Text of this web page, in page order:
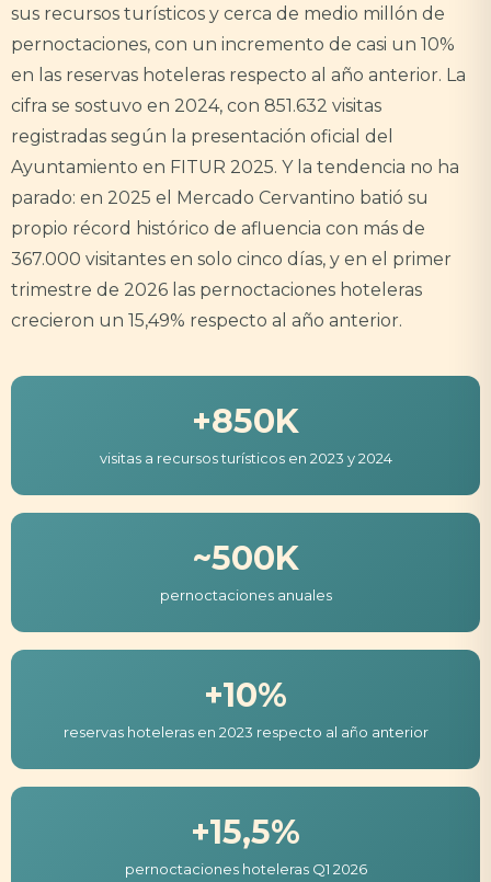
sus recursos turísticos y cerca de medio millón de
pernoctaciones, con un incremento de casi un 10%
en las reservas hoteleras respecto al año anterior. La
cifra se sostuvo en 2024, con 851.632 visitas
registradas según la presentación oficial del
Ayuntamiento en FITUR 2025. Y la tendencia no ha
parado: en 2025 el Mercado Cervantino batió su
propio récord histórico de afluencia con más de
367.000 visitantes en solo cinco días, y en el primer
trimestre de 2026 las pernoctaciones hoteleras
crecieron un 15,49% respecto al año anterior.
+850K
visitas a recursos turísticos en 2023 y 2024
~500K
pernoctaciones anuales
+10%
reservas hoteleras en 2023 respecto al año anterior
+15,5%
pernoctaciones hoteleras Q1 2026